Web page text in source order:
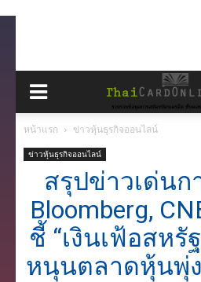
หน้าแรก ข่าวหุ้นธุรกิจออนไลน์
ข่าวหุ้นธุรกิจออนไลน์
สรุปข่าวเด่นก
Bloomberg,
ชี้ “เงินเฟ้อสหรั
หนุนตลาดหุ้นพุ่